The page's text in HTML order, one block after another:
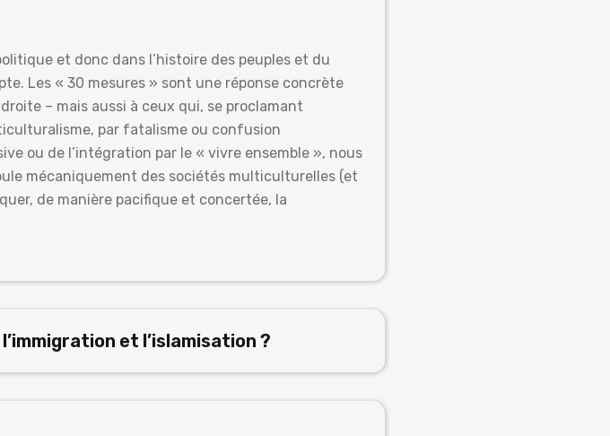
et donc dans l’histoire des peuples et du
Les « 30 mesures » sont une réponse concrète
– mais aussi à ceux qui, se proclamant
par fatalisme ou confusion
ou de l’intégration par le « vivre ensemble », nous
mécaniquement des sociétés multiculturelles (et
de manière pacifique et concertée, la
et l’islamisation ?